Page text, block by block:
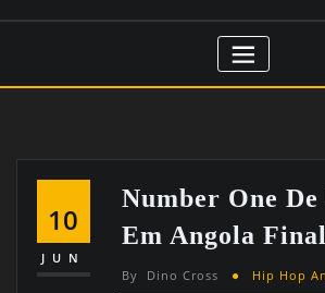
10
JUN
Number One
Em Angola
By Dino Cross Hip Hop